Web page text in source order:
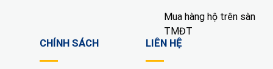
Mua hàng hộ trên sàn
TMĐT
CHÍNH SÁCH LIÊN HỆ